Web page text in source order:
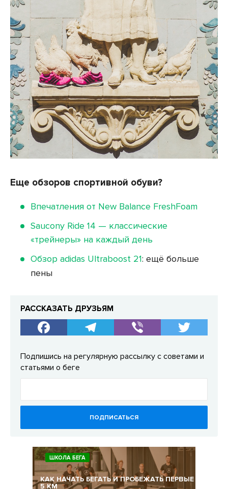
Еще обзоров спортивной обуви?
Впечатления от New Balance FreshFoam
Saucony Ride 14 — классические
«трейнеры» на каждый день
Обзор adidas Ultraboost 21: ещё больше
пены
РАССКАЗАТЬ ДРУЗЬЯМ
Подпишись на регулярную рассылку с советами и
статьями о беге
ПОДПИСАТЬСЯ
ШКОЛА БЕГА
КАК НАЧАТЬ БЕГАТЬ И ПРОБЕЖАТЬ ПЕРВЫЕ
5 КМ